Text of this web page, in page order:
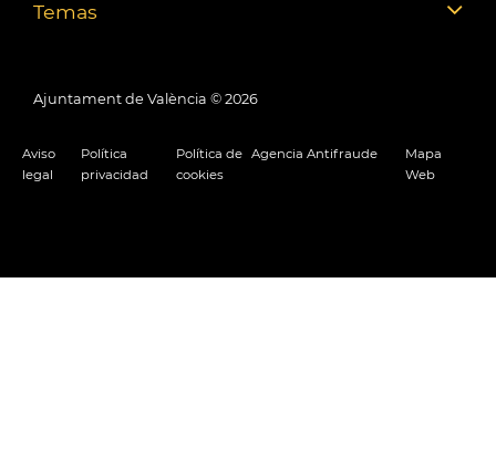
Temas
Ajuntament de València © 2026
Aviso
legal
Política
privacidad
Política de
cookies
Agencia Antifraude
Mapa
Web